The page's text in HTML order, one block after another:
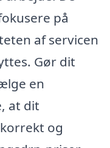
på
af servicen
Gør dit
en
at dit
og